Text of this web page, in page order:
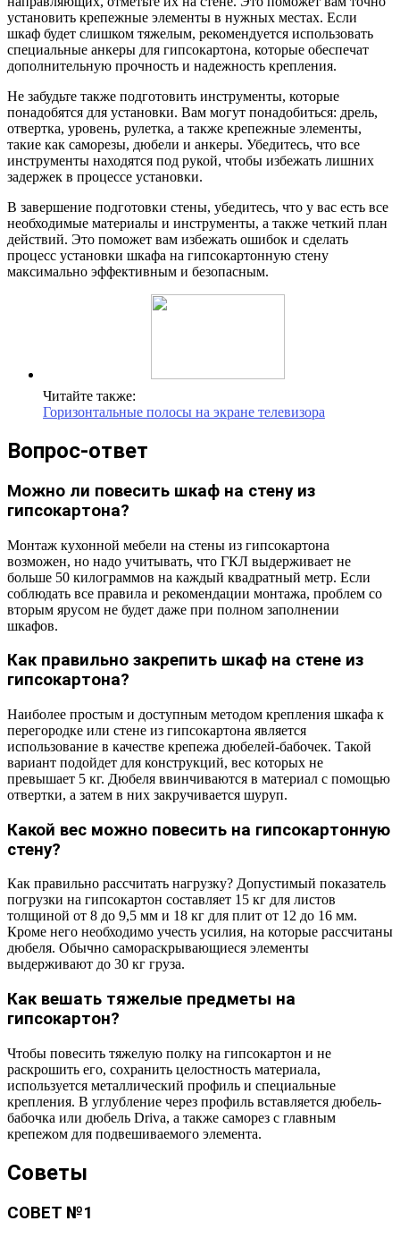
установить крепежные элементы в нужных местах. Если
шкаф будет слишком тяжелым, рекомендуется использовать
специальные анкеры для гипсокартона, которые обеспечат
дополнительную прочность и надежность крепления.
Не забудьте также подготовить инструменты, которые
понадобятся для установки. Вам могут понадобиться: дрель,
отвертка, уровень, рулетка, а также крепежные элементы,
такие как саморезы, дюбели и анкеры. Убедитесь, что все
инструменты находятся под рукой, чтобы избежать лишних
задержек в процессе установки.
В завершение подготовки стены, убедитесь, что у вас есть все
необходимые материалы и инструменты, а также четкий план
действий. Это поможет вам избежать ошибок и сделать
процесс установки шкафа на гипсокартонную стену
максимально эффективным и безопасным.
Читайте также:
Горизонтальные полосы на экране телевизора
Вопрос-ответ
Можно ли повесить шкаф на стену из
гипсокартона?
Монтаж кухонной мебели на стены из гипсокартона
возможен, но надо учитывать, что ГКЛ выдерживает не
больше 50 килограммов на каждый квадратный метр. Если
соблюдать все правила и рекомендации монтажа, проблем со
вторым ярусом не будет даже при полном заполнении
шкафов.
Как правильно закрепить шкаф на стене из
гипсокартона?
Наиболее простым и доступным методом крепления шкафа к
перегородке или стене из гипсокартона является
использование в качестве крепежа дюбелей-бабочек. Такой
вариант подойдет для конструкций, вес которых не
превышает 5 кг. Дюбеля ввинчиваются в материал с помощью
отвертки, а затем в них закручивается шуруп.
Какой вес можно повесить на гипсокартонную
стену?
Как правильно рассчитать нагрузку? Допустимый показатель
погрузки на гипсокартон составляет 15 кг для листов
толщиной от 8 до 9,5 мм и 18 кг для плит от 12 до 16 мм.
Кроме него необходимо учесть усилия, на которые рассчитаны
дюбеля. Обычно самораскрывающиеся элементы
выдерживают до 30 кг груза.
Как вешать тяжелые предметы на
гипсокартон?
Чтобы повесить тяжелую полку на гипсокартон и не
раскрошить его, сохранить целостность материала,
используется металлический профиль и специальные
крепления. В углубление через профиль вставляется дюбель-
бабочка или дюбель Driva, а также саморез с главным
крепежом для подвешиваемого элемента.
Советы
СОВЕТ №1